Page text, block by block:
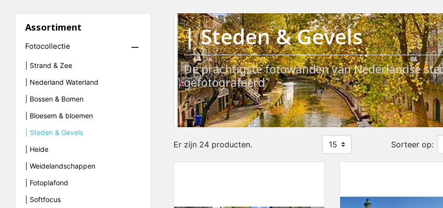
Assortiment
Fotocollectie 
| Strand & Zee
| Nederland Waterland
| Bossen & Bomen
| Bloesem & bloemen
| Steden & Gevels
| Heide
| Weidelandschappen
| Fotoplafond
| Softfocus
| Steden & Gevels
De prachtigste fotowanden van Nederlandse
gefotografeerd
Er zijn 24 producten. 15 Sorteer op: